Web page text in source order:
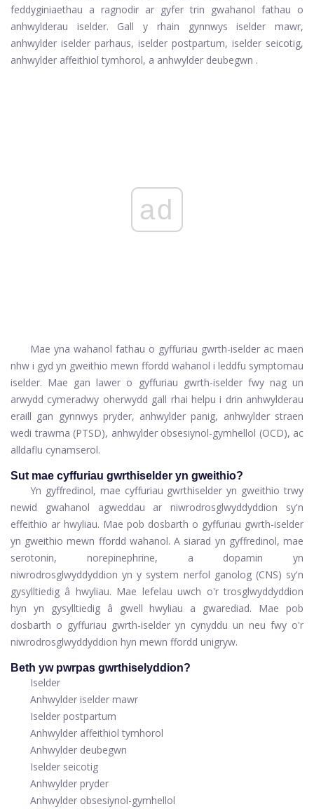
feddyginiaethau a ragnodir ar gyfer trin gwahanol fathau o
anhwylderau iselder. Gall y rhain gynnwys iselder mawr,
anhwylder iselder parhaus, iselder postpartum, iselder seicotig,
anhwylder affeithiol tymhorol, a anhwylder deubegwn .
ad
Mae yna wahanol fathau o gyffuriau gwrth-iselder ac maen
nhw i gyd yn gweithio mewn ffordd wahanol i leddfu symptomau
iselder. Mae gan lawer o gyffuriau gwrth-iselder fwy nag un
arwydd cymeradwy oherwydd gall rhai helpu i drin anhwylderau
eraill gan gynnwys pryder, anhwylder panig, anhwylder straen
wedi trawma (PTSD), anhwylder obsesiynol-gymhellol (OCD), ac
alldaflu cynamserol.
Sut mae cyffuriau gwrthiselder yn gweithio?
Yn gyffredinol, mae cyffuriau gwrthiselder yn gweithio trwy
newid gwahanol agweddau ar niwrodrosglwyddyddion sy'n
effeithio ar hwyliau. Mae pob dosbarth o gyffuriau gwrth-iselder
yn gweithio mewn ffordd wahanol. A siarad yn gyffredinol, mae
serotonin, norepinephrine, a dopamin yn
niwrodrosglwyddyddion yn y system nerfol ganolog (CNS) sy'n
gysylltiedig â hwyliau. Mae lefelau uwch o'r trosglwyddyddion
hyn yn gysylltiedig â gwell hwyliau a gwarediad. Mae pob
dosbarth o gyffuriau gwrth-iselder yn cynyddu un neu fwy o'r
niwrodrosglwyddyddion hyn mewn ffordd unigryw.
Beth yw pwrpas gwrthiselyddion?
Iselder
Anhwylder iselder mawr
Iselder postpartum
Anhwylder affeithiol tymhorol
Anhwylder deubegwn
Iselder seicotig
Anhwylder pryder
Anhwylder obsesiynol-gymhellol